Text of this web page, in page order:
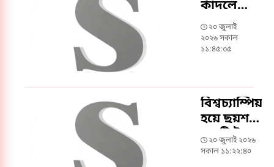
কাঁদলেন,
বললেন
‘দু:খিত’
২০ জুলাই
২০২৬ সকাল
১১:৪৫:৩৫
বিশ্বচ্যাম্পিয়ন
হয়ে ছয়শ
কোটি টাকার
বেশি পাচ্ছে
২০ জুলাই ২০২৬
সকাল ১১:২২:৪০